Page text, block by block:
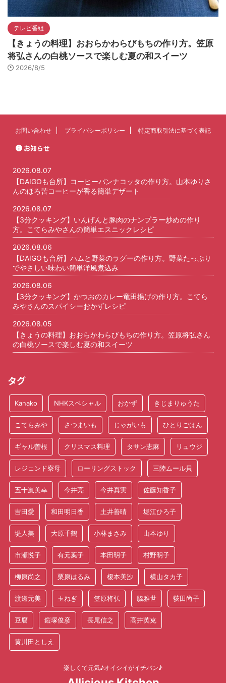
テレビ番組
【きょうの料理】おおらかわらびもちの作り方。笠原
将弘さんの白桃ソースで楽しむ夏の和スイーツ
2026/8/5
お問い合わせ プライバシーポリシー 特定商取引法に基づく表記
お知らせ
2026.08.07
【DAIGOも台所】コーヒーパンナコッタの作り方。山本ゆりさ
んのほろ苦コーヒーが香る簡単デザート
2026.08.07
【3分クッキング】いんげんと豚肉のナンプラー炒めの作り
方。こてらみやさんの簡単エスニックレシピ
2026.08.06
【DAIGOも台所】ハムと野菜のラグーの作り方。野菜たっぷり
でやさしい味わい簡単洋風煮込み
2026.08.06
【3分クッキング】かつおのカレー竜田揚げの作り方。こてら
みやさんのスパイシーおかずレシピ
2026.08.05
【きょうの料理】おおらかわらびもちの作り方。笠原将弘さん
の白桃ソースで楽しむ夏の和スイーツ
タグ
Kanako NHKスペシャル おかず きじまりゅうた
こてらみや さつまいも じゃがいも ひとりごはん
ギャル曽根 クリスマス料理 タサン志麻 リュウジ
レジェンド寮母 ローリングストック 三陸ムール貝
五十嵐美幸 今井亮 今井真実 佐藤知香子
吉田愛 和田明日香 土井善晴 堀江ひろ子
堤人美 大原千鶴 小林まさみ 山本ゆり
市瀬悦子 有元葉子 本田明子 村野明子
柳原尚之 栗原はるみ 榎本美沙 横山タカ子
渡邊元美 玉ねぎ 笠原将弘 脇雅世 荻田尚子
豆腐 鎧塚俊彦 長尾信之 高井英克
黄川田としえ
楽しくて元気♪オイシイがイチバン♪